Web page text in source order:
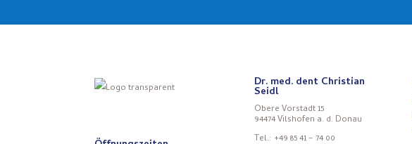
Dr. med. dent Christian
Seidl
Obere Vorstadt 15
94474 Vilshofen a. d. Donau
Tel.: +49 85 41 – 74 00